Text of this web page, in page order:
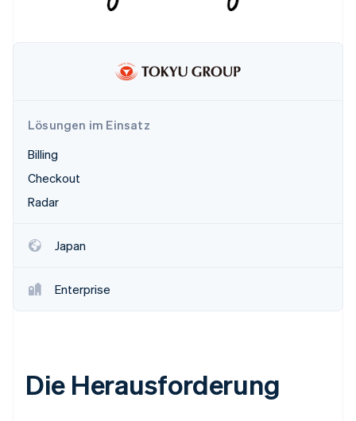
Erfahren Sie, wie Stripe Lösungen für die
Jetzt ansehen
Lösungen im Einsatz
Billing
Checkout
Radar
Japan
Enterprise
Die Herausforderung